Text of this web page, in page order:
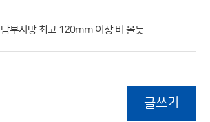
남부지방 최고 120mm 이상 비 올듯
글쓰기